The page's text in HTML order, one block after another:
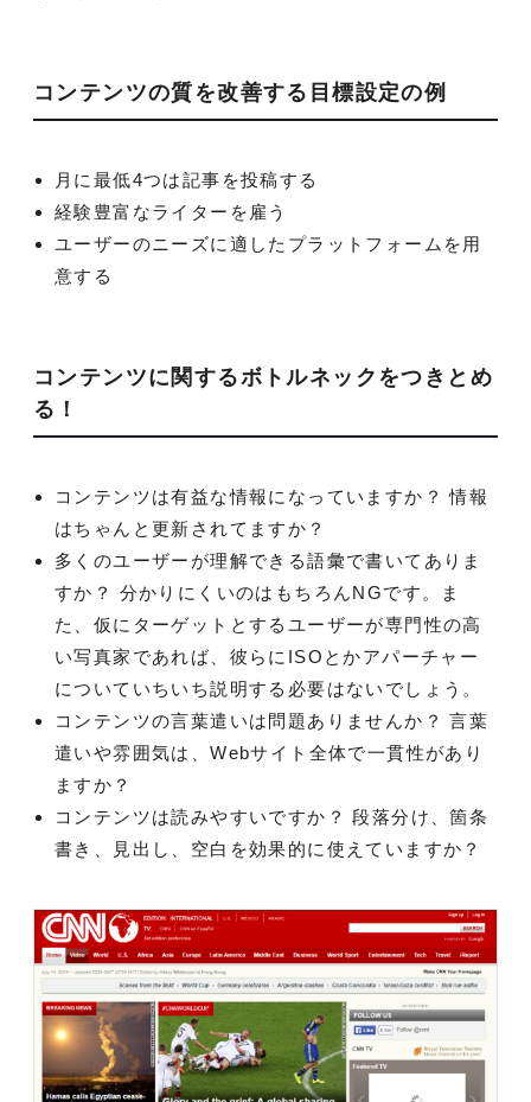
コンテンツの質を改善する目標設定の例
月に最低4つは記事を投稿する
経験豊富なライターを雇う
ユーザーのニーズに適したプラットフォームを用
意する
コンテンツに関するボトルネックをつきとめ
る！
コンテンツは有益な情報になっていますか？ 情報
はちゃんと更新されてますか？
多くのユーザーが理解できる語彙で書いてありま
すか？ 分かりにくいのはもちろんNGです。ま
た、仮にターゲットとするユーザーが専門性の高
い写真家であれば、彼らにISOとかアパーチャー
についていちいち説明する必要はないでしょう。
コンテンツの言葉遣いは問題ありませんか？ 言葉
遣いや雰囲気は、Webサイト全体で一貫性があり
ますか？
コンテンツは読みやすいですか？ 段落分け、箇条
書き、見出し、空白を効果的に使えていますか？